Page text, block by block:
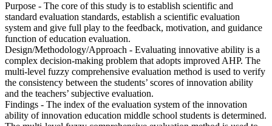
Purpose - The core of this study is to establish scientific and
standard evaluation standards, establish a scientific evaluation
system and give full play to the feedback, motivation, and guidance
function of education evaluation.
Design/Methodology/Approach - Evaluating innovative ability is a
complex decision-making problem that adopts improved AHP. The
multi-level fuzzy comprehensive evaluation method is used to verify
the consistency between the students’ scores of innovation ability
and the teachers’ subjective evaluation.
Findings - The index of the evaluation system of the innovation
ability of innovation education middle school students is determined.